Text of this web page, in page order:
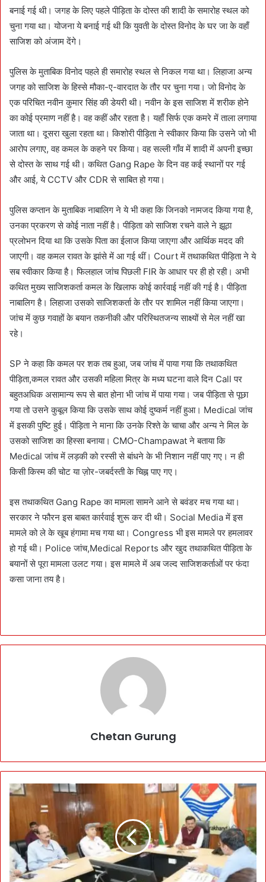
बनाई गई थी। जगह के लिए पहले पीड़िता के दोस्त की शादी के समारोह स्थल को
चुना गया था। योजना ये बनाई गई थी कि युवती के दोस्त विनोद के घर जा के वहाँ
साजिश को अंजाम देंगे।
पुलिस के मुताबिक विनोद पहले ही समारोह स्थल से निकल गया था। लिहाजा अन्य
जगह को साजिश के हिस्से मौका-ए-वारदात के तौर पर चुना गया। जो विनोद के
एक परिचित नवीन कुमार सिंह की डेयरी थी। नवीन के इस साजिश में शरीक होने
का कोई प्रमाण नहीं है। वह कहीं और रहता है। यहाँ सिर्फ एक कमरे में ताला लगाया
जाता था। दूसरा खुला रहता था। किशोरी पीड़िता ने स्वीकार किया कि उसने जो भी
आरोप लगाए, वह कमल के कहने पर किया। वह सल्ली गाँव में शादी में अपनी इच्छा
से दोस्त के साथ गई थी। कथित Gang Rape के दिन वह कई स्थानों पर गई
और आई, ये CCTV और CDR से साबित हो गया।
पुलिस कप्तान के मुताबिक नाबालिग ने ये भी कहा कि जिनको नामजद किया गया है,
उनका प्रकरण से कोई नाता नहीं है। पीड़िता को साजिश रचने वाले ने झूठा
प्रलोभन दिया था कि उसके पिता का ईलाज किया जाएगा और आर्थिक मदद की
जाएगी। वह कमल रावत के झांसे में आ गई थीं। Court में तथाकथित पीड़िता ने ये
सब स्वीकार किया है। फिलहाल जांच पिछली FIR के आधार पर ही हो रही। अभी
कथित मुख्य साजिशकर्ता कमल के खिलाफ कोई कार्रवाई नहीं की गई है। पीड़िता
नाबालिग है। लिहाजा उसको साजिशकर्ता के तौर पर शामिल नहीं किया जाएगा।
जांच में कुछ गवाहों के बयान तकनीकी और परिस्थितजन्य साक्ष्यों से मेल नहीं खा
रहे।
SP ने कहा कि कमल पर शक तब हुआ, जब जांच में पाया गया कि तथाकथित
पीड़िता,कमल रावत और उसकी महिला मित्र के मध्य घटना वाले दिन Call पर
बहुतअधिक असामान्य रूप से बात होना भी जांच में पाया गया। जब पीड़िता से पूछा
गया तो उसने कुबूल किया कि उसके साथ कोई दुष्कर्म नहीं हुआ। Medical जांच
में इसकी पुष्टि हुई। पीड़िता ने माना कि उनके रिश्ते के चाचा और अन्य ने मिल के
उसको साजिश का हिस्सा बनाया। CMO-Champawat ने बताया कि
Medical जांच में लड़की को रस्सी से बांधने के भी निशान नहीं पाए गए। न ही
किसी किस्म की चोट या ज़ोर-जबर्दस्ती के चिह्न पाए गए।
इस तथाकथित Gang Rape का मामला सामने आने से बवंडर मच गया था।
सरकार ने फौरन इस बाबत कार्रवाई शुरू कर दी थी। Social Media में इस
मामले को ले के खूब हंगामा मच गया था। Congress भी इस मामले पर हमलावर
हो गई थी। Police जांच,Medical Reports और खुद तथाकथित पीड़िता के
बयानों से पूरा मामला उलट गया। इस मामले में अब जल्द साजिशकर्ताओं पर फंदा
कसा जाना तय है।
Chetan Gurung
B
e
w
s
: